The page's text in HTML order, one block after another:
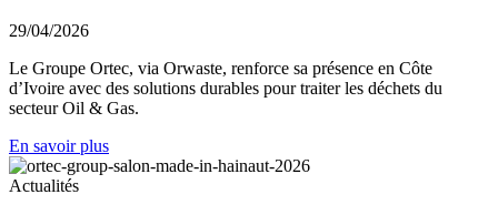
29/04/2026
Le Groupe Ortec, via Orwaste, renforce sa présence en Côte
d’Ivoire avec des solutions durables pour traiter les déchets du
secteur Oil & Gas.
En savoir plus
Actualités